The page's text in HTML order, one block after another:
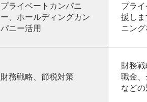
プライベートカンパニ
ー、ホールディングカン
パニー活用
プラ
援し
ニング
財務戦略、節税対策
財務
職金
などの